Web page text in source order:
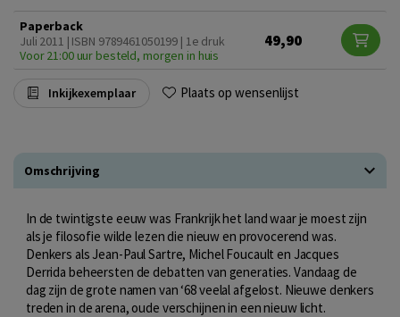
Paperback
Juli 2011 | ISBN 9789461050199 | 1e druk
Voor 21:00 uur besteld, morgen in huis
49,90
Inkijkexemplaar Plaats op wensenlijst
Omschrijving
In de twintigste eeuw was Frankrijk het land waar je moest zijn
als je filosofie wilde lezen die nieuw en provocerend was.
Denkers als Jean-Paul Sartre, Michel Foucault en Jacques
Derrida beheersten de debatten van generaties. Vandaag de
dag zijn de grote namen van ‘68 veelal afgelost. Nieuwe denkers
treden in de arena, oude verschijnen in een nieuw licht.